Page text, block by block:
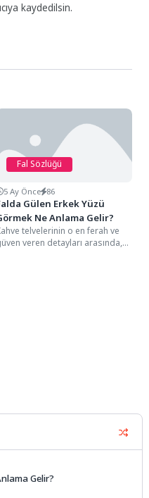
kaydedilsin.
Fal Sözlüğü
5 Ay Önce 86
Gülen Erkek Yüzü
Ne Anlama Gelir?
telvelerinin o en ferah ve
veren detayları arasında,
Gelir?